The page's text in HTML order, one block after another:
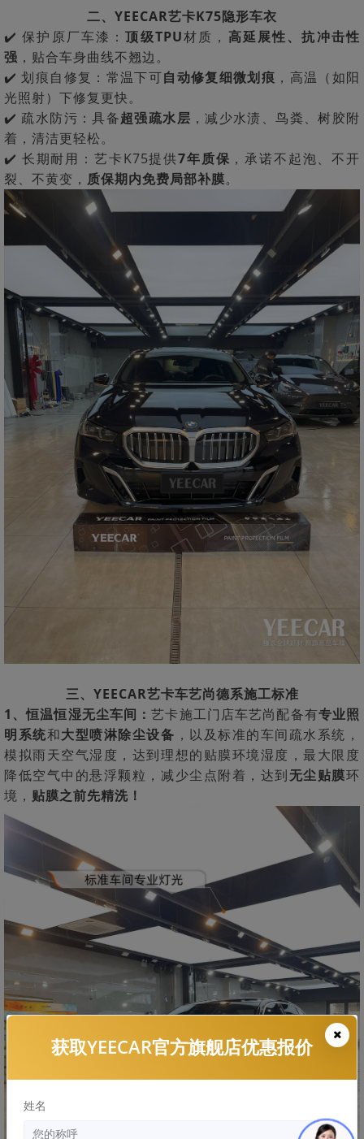
二、YEECAR艺卡K75隐形车衣
✔️ 保护原厂车漆：顶级TPU材质， 高延展性、抗冲击性
强 ，贴合车身曲线不翘边。
✔️ 划痕自修复：常温下可自动修复细微划痕 ，高温（如阳
光照射）下修复更快。
✔️ 疏水防污：具备超强疏水层 ，减少水渍、鸟粪、树胶附
着，清洁更轻松。
✔️ 长期耐用：艺卡K75提供7年质保 ，承诺不起泡、不开
裂、不黄变， 质保期内免费局部补膜。
三、YEECAR艺卡车艺尚德系施工标准
1、恒温恒湿无尘车间：艺卡施工门店车艺尚配备有专业照
明系统和大型喷淋除尘设备 ，以及标准的车间疏水系统，
模拟雨天空气湿度，达到理想的贴膜环境湿度，最大限度
降低空气中的悬浮颗粒，减少尘点附着，达到无尘贴膜环
境， 贴膜之前先精洗！
获取YEECAR官方旗舰店优惠报价
姓名